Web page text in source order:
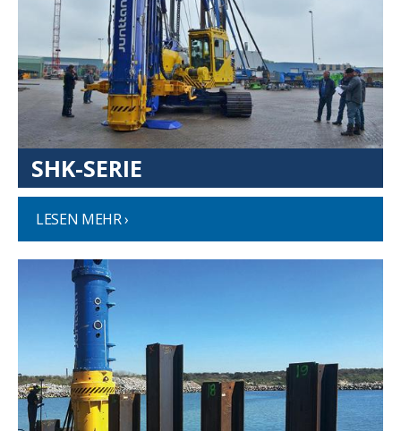
SHK-SERIE
LESEN MEHR ›